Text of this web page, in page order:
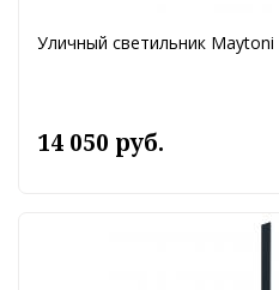
Уличный светильник Maytoni
14 050 руб.